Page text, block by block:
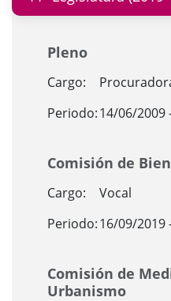
Pleno
Cargo:
Periodo:14/06/2009
Comisión de
Cargo:
Vocal
Periodo:16/09/2019
Comisión de
Urbanismo